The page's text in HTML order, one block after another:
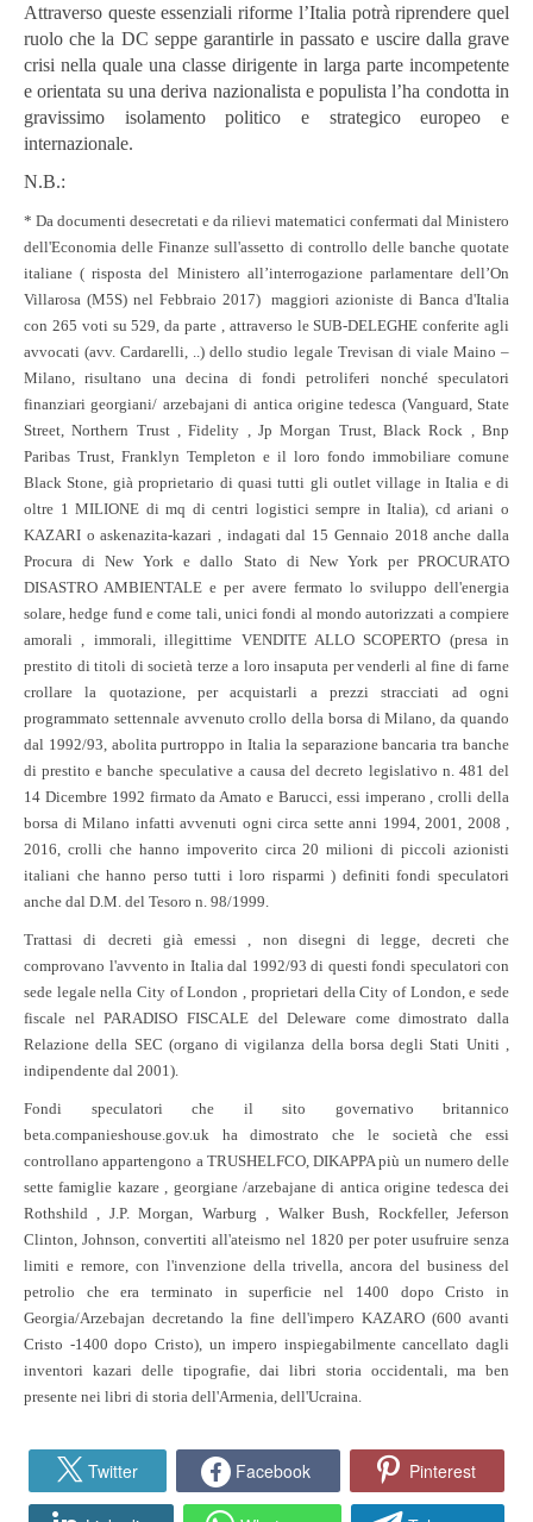
Attraverso queste essenziali riforme l’Italia potrà riprendere quel
ruolo che la DC seppe garantirle in passato e uscire dalla grave
crisi nella quale una classe dirigente in larga parte incompetente
e orientata su una deriva nazionalista e populista l’ha condotta in
gravissimo isolamento politico e strategico europeo e
internazionale.
N.B.:
* Da documenti desecretati e da rilievi matematici confermati dal Ministero
dell'Economia delle Finanze sull'assetto di controllo delle banche quotate
italiane ( risposta del Ministero all’interrogazione parlamentare dell’On
Villarosa (M5S) nel Febbraio 2017) maggiori azioniste di Banca d'Italia
con 265 voti su 529, da parte , attraverso le SUB-DELEGHE conferite agli
avvocati (avv. Cardarelli, ..) dello studio legale Trevisan di viale Maino –
Milano, risultano una decina di fondi petroliferi nonché speculatori
finanziari georgiani/ arzebajani di antica origine tedesca (Vanguard, State
Street, Northern Trust , Fidelity , Jp Morgan Trust, Black Rock , Bnp
Paribas Trust, Franklyn Templeton e il loro fondo immobiliare comune
Black Stone, già proprietario di quasi tutti gli outlet village in Italia e di
oltre 1 MILIONE di mq di centri logistici sempre in Italia), cd ariani o
KAZARI o askenazita-kazari , indagati dal 15 Gennaio 2018 anche dalla
Procura di New York e dallo Stato di New York per PROCURATO
DISASTRO AMBIENTALE e per avere fermato lo sviluppo dell'energia
solare, hedge fund e come tali, unici fondi al mondo autorizzati a compiere
amorali , immorali, illegittime VENDITE ALLO SCOPERTO (presa in
prestito di titoli di società terze a loro insaputa per venderli al fine di farne
crollare la quotazione, per acquistarli a prezzi stracciati ad ogni
programmato settennale avvenuto crollo della borsa di Milano, da quando
dal 1992/93, abolita purtroppo in Italia la separazione bancaria tra banche
di prestito e banche speculative a causa del decreto legislativo n. 481 del
14 Dicembre 1992 firmato da Amato e Barucci, essi imperano , crolli della
borsa di Milano infatti avvenuti ogni circa sette anni 1994, 2001, 2008 ,
2016, crolli che hanno impoverito circa 20 milioni di piccoli azionisti
italiani che hanno perso tutti i loro risparmi ) definiti fondi speculatori
anche dal D.M. del Tesoro n. 98/1999.
Trattasi di decreti già emessi , non disegni di legge, decreti che
comprovano l'avvento in Italia dal 1992/93 di questi fondi speculatori con
sede legale nella City of London , proprietari della City of London, e sede
fiscale nel PARADISO FISCALE del Deleware come dimostrato dalla
Relazione della SEC (organo di vigilanza della borsa degli Stati Uniti ,
indipendente dal 2001).
Fondi speculatori che il sito governativo britannico
beta.companieshouse.gov.uk ha dimostrato che le società che essi
controllano appartengono a TRUSHELFCO, DIKAPPA più un numero delle
sette famiglie kazare , georgiane /arzebajane di antica origine tedesca dei
Rothshild , J.P. Morgan, Warburg , Walker Bush, Rockfeller, Jeferson
Clinton, Johnson, convertiti all'ateismo nel 1820 per poter usufruire senza
limiti e remore, con l'invenzione della trivella, ancora del business del
petrolio che era terminato in superficie nel 1400 dopo Cristo in
Georgia/Arzebajan decretando la fine dell'impero KAZARO (600 avanti
Cristo -1400 dopo Cristo), un impero inspiegabilmente cancellato dagli
inventori kazari delle tipografie, dai libri storia occidentali, ma ben
presente nei libri di storia dell'Armenia, dell'Ucraina.
Twitter Facebook Pinterest